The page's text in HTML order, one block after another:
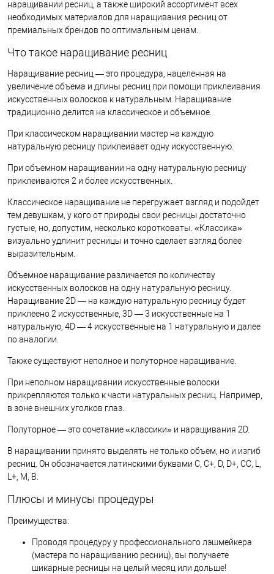
наращивании ресниц, а также широкий ассортимент всех
необходимых материалов для наращивания ресниц от
премиальных брендов по оптимальным ценам.
Что такое наращивание ресниц
Наращивание ресниц — это процедура, нацеленная на
увеличение объема и длины ресниц при помощи приклеивания
искусственных волосков к натуральным. Наращивание
традиционно делится на классическое и объемное.
При классическом наращивании мастер на каждую
натуральную ресницу приклеивает одну искусственную.
При объемном наращивании на одну натуральную ресницу
приклеиваются 2 и более искусственных.
Классическое наращивание не перегружает взгляд и подойдет
тем девушкам, у кого от природы свои ресницы достаточно
густые, но, допустим, несколько коротковаты. «Классика»
визуально удлинит ресницы и точно сделает взгляд более
выразительным.
Объемное наращивание различается по количеству
искусственных волосков на одну натуральную ресницу.
Наращивание 2D — на каждую натуральную ресницу будет
приклеено 2 искусственные, 3D — 3 искусственные на 1
натуральную, 4D — 4 искусственные на 1 натуральную и далее
по аналогии.
Также существуют неполное и полуторное наращивание.
При неполном наращивании искусственные волоски
прикрепляются только к части натуральных ресниц. Например,
в зоне внешних уголков глаз.
Полуторное — это сочетание «классики» и наращивания 2D.
В наращивании принято выделять не только объем, но и изгиб
ресниц. Он обозначается латинскими буквами C, C+, D, D+, CC, L,
L+, M, B.
Плюсы и минусы процедуры
Преимущества:
Проводя процедуру у профессионального лэшмейкера
(мастера по наращиванию ресниц), вы получаете
шикарные ресницы на целый месяц или дольше!